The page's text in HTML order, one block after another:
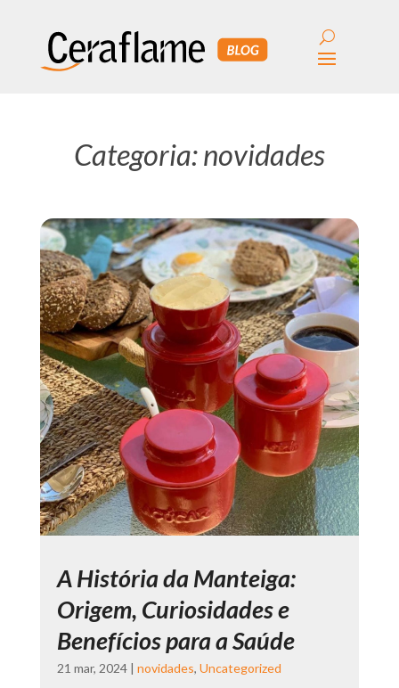
Categoria: novidades
A História da Manteiga:
Origem, Curiosidades e
Benefícios para a Saúde
21 mar, 2024| novidades, Uncategorized